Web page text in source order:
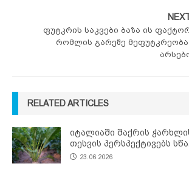
ფუტკრის საკვები ბაზა ის
რომლის გარეშე
RELATED ARTICLES
იტალიაში შაქრის
თესვის პერსპექტივებს
23.06.2026